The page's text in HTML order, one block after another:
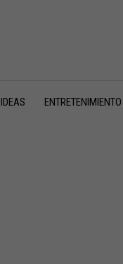
IDEAS ENTRETENIMIENTO